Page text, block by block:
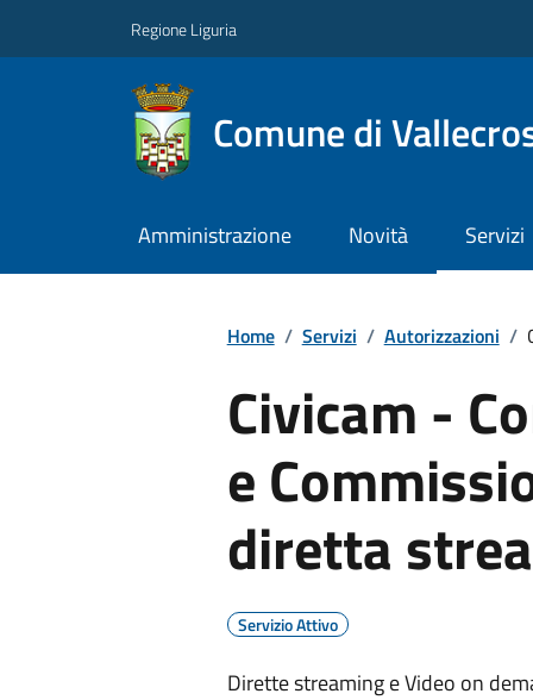
Regione Liguria
Comune di
Amministrazione Novità Servizi
Home / Servizi / Autorizzazioni /
Civicam -
e
diretta
Servizio Attivo
Dirette streaming e Video on